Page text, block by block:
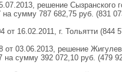
решение Сызранского
сумму 787 682,75 руб. (831
16.02.2011, г. Тольятти (844
03.06.2013, решение
на сумму 392 072,10 руб. (479